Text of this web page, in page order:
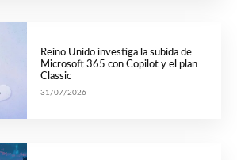
Reino Unido investiga la subida de
Microsoft 365 con Copilot y el plan
Classic
31/07/2026